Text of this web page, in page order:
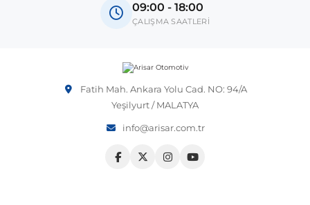
09:00 - 18:00
ÇALIŞMA SAATLERİ
Fatih Mah. Ankara Yolu Cad. NO: 94/A
Yeşilyurt / MALATYA
info@arisar.com.tr